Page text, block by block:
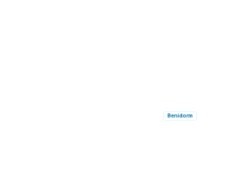
Benidorm